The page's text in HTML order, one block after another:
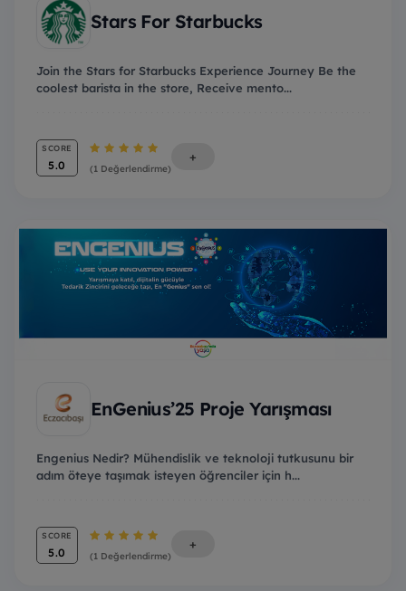
Stars For Starbucks
Join the Stars for Starbucks Experience Journey Be the
coolest barista in the store, Receive mento...
SCORE
5.0 (1 Değerlendirme)
+
EnGenius’25 Proje Yarışması
Engenius Nedir? Mühendislik ve teknoloji tutkusunu bir
adım öteye taşımak isteyen öğrenciler için h...
SCORE
5.0 (1 Değerlendirme)
+